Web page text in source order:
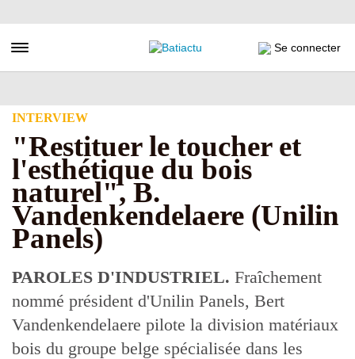
au
principal
Toggle navigation Se connecter
INTERVIEW
"Restituer le toucher et
l'esthétique du bois
naturel", B.
Vandenkendelaere (Unilin
Panels)
PAROLES D'INDUSTRIEL. Fraîchement
nommé président d'Unilin Panels, Bert
Vandenkendelaere pilote la division matériaux
bois du groupe belge spécialisée dans les